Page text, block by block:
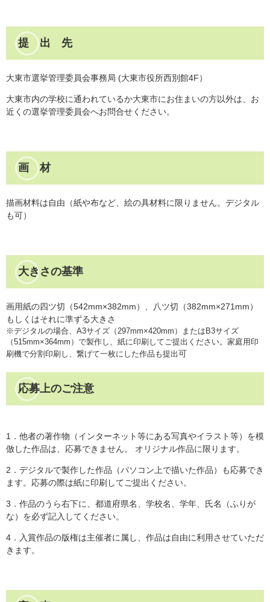
提 出 先
大東市選挙管理委員会事務局 (大東市役所西別館4F）
大東市内の学校に通われているか大東市にお住まいの方以外は、お
近くの選挙管理委員会へお問合せください。
画 材
描画材料は自由（紙や布など、絵の具材料に限りません。デジタル
も可）
大きさの基準
画用紙の四ツ切（542mm×382mm）、八ツ切（382mm×271mm）
もしくはそれに準ずる大きさ
※デジタルの場合、A3サイズ（297mm×420mm）またはB3サイズ
（515mm×364mm）で製作し、紙に印刷してご提出ください。家庭用印
刷機で分割印刷し、繋げて一枚にした作品も提出可
応募上のご注意
1．他者の著作物（インターネット等にある写真やイラスト等）を模
倣した作品は、応募できません。 オリジナル作品に限ります。
2．デジタルで製作した作品（パソコン上で描いた作品）も応募でき
ます。応募の際は紙に印刷してご提出ください。
3．作品のうら右下に、都道府県名、学校名、学年、氏名（ふりが
な）を必ず記入してください。
4．入賞作品の版権は主催者に属し、作品は自由に利用させていただ
きます。